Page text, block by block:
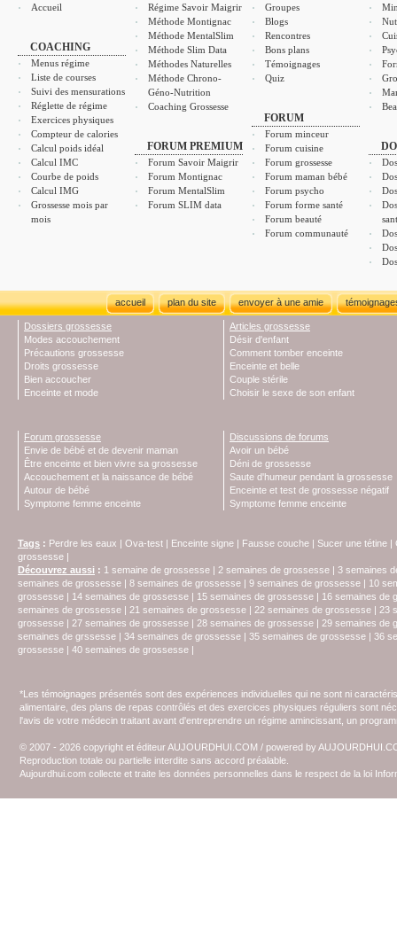
Accueil
COACHING
Menus régime
Liste de courses
Suivi des mensurations
Réglette de régime
Exercices physiques
Compteur de calories
Calcul poids idéal
Calcul IMC
Courbe de poids
Calcul IMG
Grossesse mois par
mois
Régime Savoir Maigrir
Méthode Montignac
Méthode MentalSlim
Méthode Slim Data
Méthodes Naturelles
Méthode Chrono-
Géno-Nutrition
Coaching Grossesse
FORUM PREMIUM
Forum Savoir Maigrir
Forum Montignac
Forum MentalSlim
Forum SLIM data
Groupes
Blogs
Rencontres
Bons plans
Témoignages
Quiz
FORUM
Forum minceur
Forum cuisine
Forum grossesse
Forum maman bébé
Forum psycho
Forum forme santé
Forum beauté
Forum communauté
accueil plan du site envoyer à une amie
Dossiers grossesse
Modes accouchement
Précautions grossesse
Droits grossesse
Bien accoucher
Enceinte et mode
Articles grossesse
Désir d'enfant
Comment tomber enceinte
Enceinte et belle
Couple stérile
Choisir le sexe de son enfant
Forum grossesse
Envie de bébé et de devenir maman
Être enceinte et bien vivre sa grossesse
Accouchement et la naissance de bébé
Autour de bébé
Symptome femme enceinte
Discussions de forums
Avoir un bébé
Déni de grossesse
Saute d'humeur pendant la grossesse
Enceinte et test de grossesse négatif
Symptome femme enceinte
Tags : Perdre les eaux | Ova-test | Enceinte signe | Fausse couche | Sucer une tétine |
grossesse |
Découvrez aussi : 1 semaine de grossesse | 2 semaines de grossesse | 3 semaines
semaines de grossesse | 8 semaines de grossesse | 9 semaines de grossesse | 10
grossesse | 14 semaines de grossesse | 15 semaines de grossesse | 16 semaines de
semaines de grossesse | 21 semaines de grossesse | 22 semaines de grossesse | 23
grossesse | 27 semaines de grossesse | 28 semaines de grossesse | 29 semaines de
semaines de grssesse | 34 semaines de grossesse | 35 semaines de grossesse | 36
grossesse | 40 semaines de grossesse |
*Les témoignages présentés sont des expériences individuelles qui ne sont ni
alimentaire, des plans de repas contrôlés et des exercices physiques réguliers sont
l'avis de votre médecin traitant avant d'entreprendre un régime amincissant, un
© 2007 - 2026 copyright et éditeur AUJOURDHUI.COM / powered by
Reproduction totale ou partielle interdite sans accord préalable.
Aujourdhui.com collecte et traite les données personnelles dans le respect de la loi